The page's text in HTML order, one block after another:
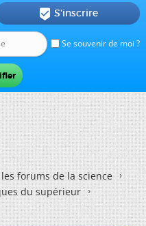
Se souvenir de moi ?
 S'inscrire
forums de la science
du supérieur